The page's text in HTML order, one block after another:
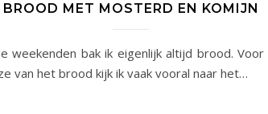
BROOD MET MOSTERD EN KOMIJN
weekenden bak ik eigenlijk altijd brood.
van het brood kijk ik vaak vooral naar het…